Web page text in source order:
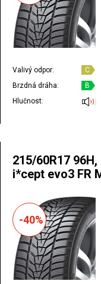
Valivý odpor:
C
Brzdná dráha:
B
Hlučnost:
215/60R17
i*cept evo3 FR
-40%